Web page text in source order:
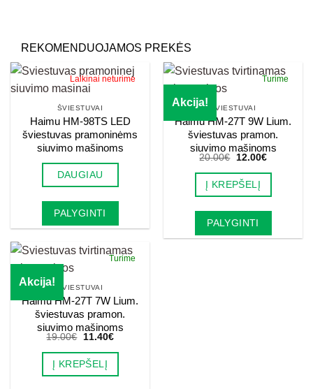
REKOMENDUOJAMOS PREKĖS
Laikinai neturime
ŠVIESTUVAI
Haimu HM-98TS LED
šviestuvas pramoninėms
siuvimo mašinoms
DAUGIAU
PALYGINTI
Akcija!
Turime
ŠVIESTUVAI
Haimu HM-27T 9W Lium.
šviestuvas pramon.
siuvimo mašinoms
20.00€
Original
was:
20.00€.
12.00€Current
is:
Į KREPŠELĮ
PALYGINTI
Akcija!
Turime
ŠVIESTUVAI
Haimu HM-27T 7W Lium.
šviestuvas pramon.
siuvimo mašinoms
19.00€
Original
was:
19.00€.
11.40€Current
is:
Į KREPŠELĮ